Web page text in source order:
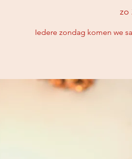
zo
Iedere zondag komen we